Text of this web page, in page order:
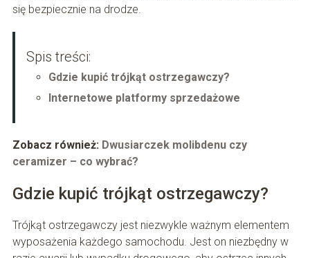
się bezpiecznie na drodze.
Spis treści:
Gdzie kupić trójkąt ostrzegawczy?
Internetowe platformy sprzedażowe
Zobacz również: Dwusiarczek molibdenu czy
ceramizer – co wybrać?
Gdzie kupić trójkąt ostrzegawczy?
Trójkąt ostrzegawczy jest niezwykle ważnym elementem
wyposażenia każdego samochodu. Jest on niezbędny w